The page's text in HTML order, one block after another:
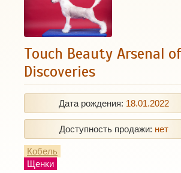
Touch Beauty Arsenal
Discoveries
Дата рождения: 18.01.2022
Доступность продажи: нет
Кобель
Щенки